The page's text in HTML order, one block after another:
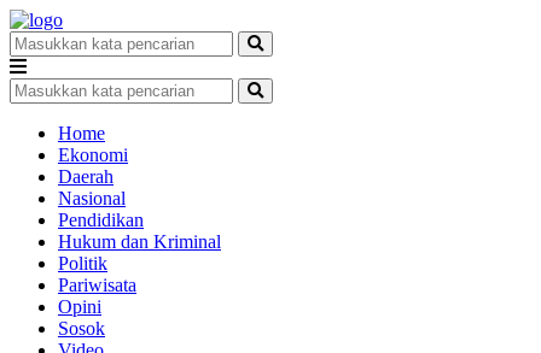
Home
Ekonomi
Daerah
Nasional
Pendidikan
Hukum dan Kriminal
Politik
Pariwisata
Opini
Sosok